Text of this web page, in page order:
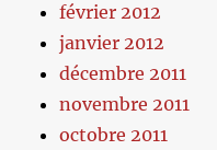
février 2012
janvier 2012
décembre 2011
novembre 2011
octobre 2011